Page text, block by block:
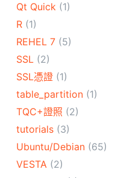
Qt Quick (1)
R (1)
REHEL 7 (5)
SSL (2)
SSL憑證 (1)
table_partition (1)
TQC+證照 (2)
tutorials (3)
Ubuntu/Debian (65)
VESTA (2)